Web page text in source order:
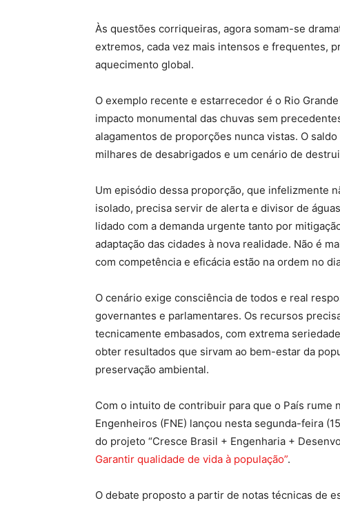
Às questões corriqueiras, agora somam-se
extremos, cada vez mais intensos e frequentes,
aquecimento global.
O exemplo recente e estarrecedor é o Rio
impacto monumental das chuvas sem
alagamentos de proporções nunca vistas. O
milhares de desabrigados e um cenário de
Um episódio dessa proporção, que infelizmente
isolado, precisa servir de alerta e divisor de
lidado com a demanda urgente tanto por
adaptação das cidades à nova realidade. Não é
com competência e eficácia estão na ordem no
O cenário exige consciência de todos e real
governantes e parlamentares. Os recursos
tecnicamente embasados, com extrema
obter resultados que sirvam ao bem-estar da
preservação ambiental.
Com o intuito de contribuir para que o País rume
Engenheiros (FNE) lançou nesta segunda-feira
do projeto “Cresce Brasil + Engenharia +
Garantir qualidade de vida à população”.
O debate proposto a partir de notas técnicas de